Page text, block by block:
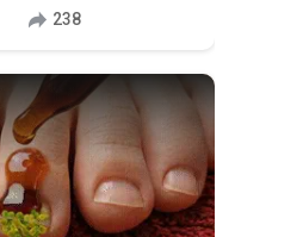
238